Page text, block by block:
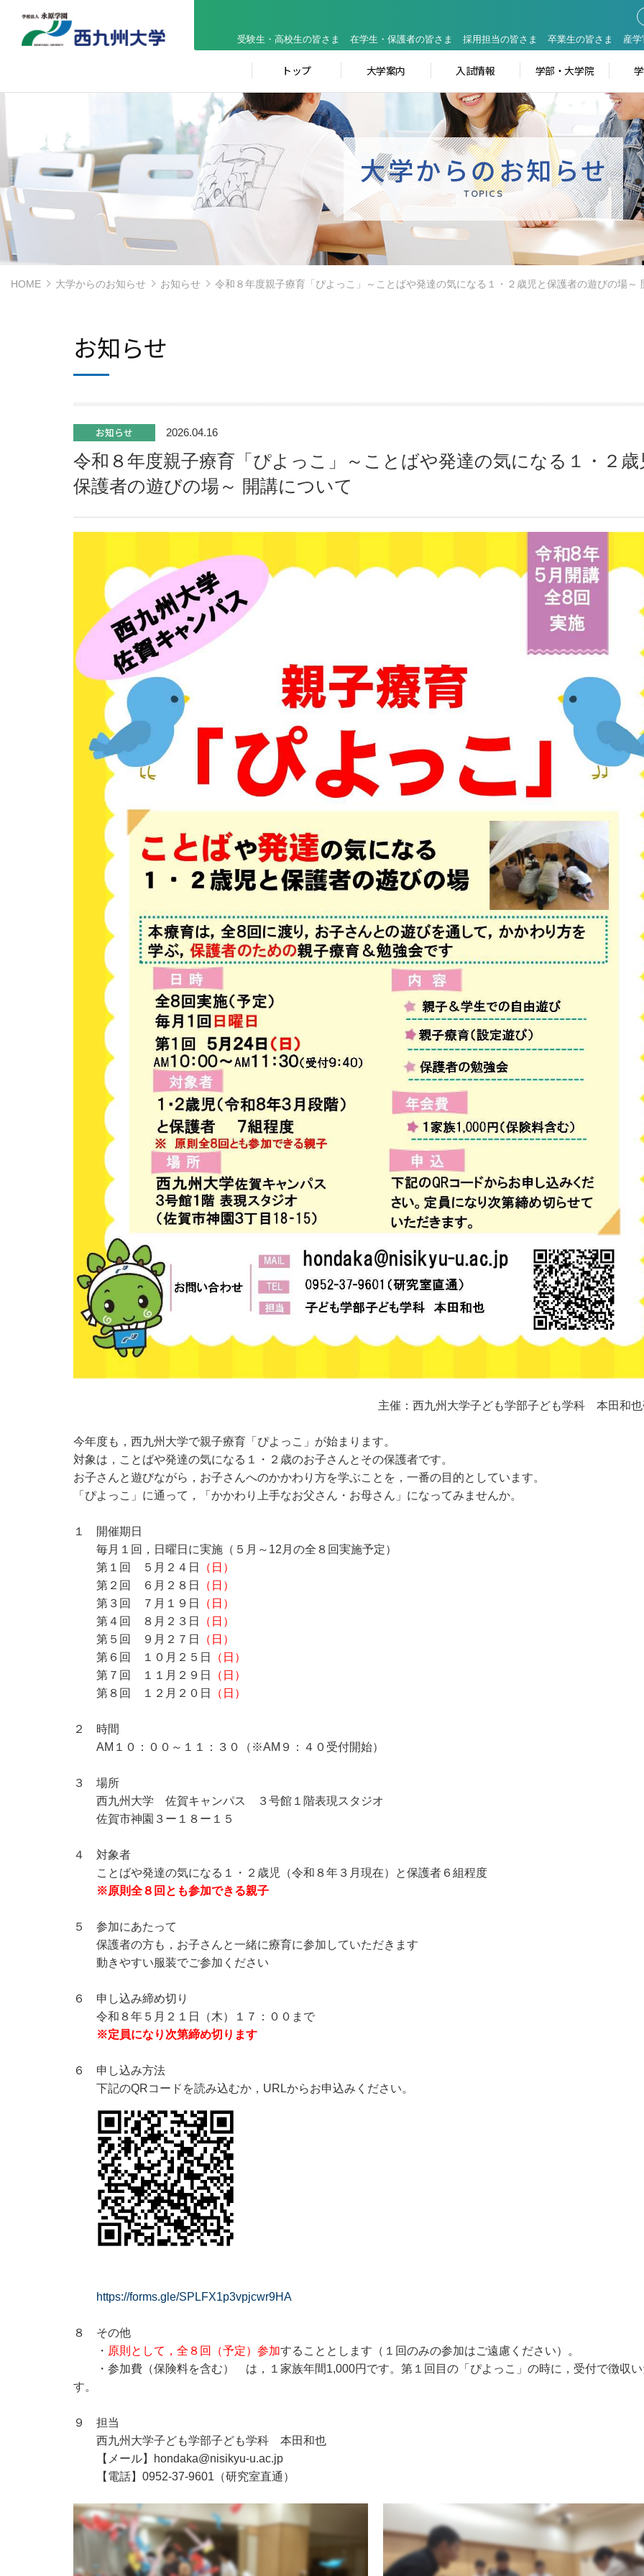
受験生・高校生の皆さま 在学生・保護者の皆さま 採用担当の皆さま 卒業生の皆さま 産
トップ 大学案内 入試情報 学部・大学院
大学からのお知らせ
TOPICS
HOME 大学からのお知らせ お知らせ 令和８年度親子療育「ぴよっこ」～ことばや発達の気になる１・２歳児と保護者の遊びの場～
お知らせ
お知らせ 2026.04.16
令和８年度親子療育「ぴよっこ」～ことばや発達の気になる１・２歳
保護者の遊びの場～ 開講について
主催：西九州大学子ども学部子ども学科 本田和
今年度も，西九州大学で親子療育「ぴよっこ」が始まります。
対象は，ことばや発達の気になる１・２歳のお子さんとその保護者です。
お子さんと遊びながら，お子さんへのかかわり方を学ぶことを，一番の目的としています。
「ぴよっこ」に通って，「かかわり上手なお父さん・お母さん」になってみませんか。
１ 開催期日
毎月１回，日曜日に実施（５月～12月の全８回実施予定）
第１回 ５月２４日
（日）
第２回 ６月２８日
（日）
第３回 ７月１９日
（日）
第４回 ８月２３日
（日）
第５回 ９月２７日
（日）
第６回 １０月２５日
（日）
第７回 １１月２９日
（日）
第８回 １２月２０日
（日）
２ 時間
AM１０：００～１１：３０（※AM９：４０受付開始）
３ 場所
西九州大学 佐賀キャンパス ３号館１階表現スタジオ
佐賀市神園３ー１８ー１５
４ 対象者
ことばや発達の気になる１・２歳児（令和８年３月現在）と保護者６組程度
※原則全８回とも参加できる親子
５ 参加にあたって
保護者の方も，お子さんと一緒に療育に参加していただきます
動きやすい服装でご参加ください
６ 申し込み締め切り
令和８年５月２１日（木）１７：００まで
※定員になり次第締め切ります
６ 申し込み方法
下記のQRコードを読み込むか，URLからお申込みください。
https://forms.gle/SPLFX1p3vpjcwr9HA
８ その他
・ 原則として，全８回（予定）参加することとします（１回のみの参加はご遠慮ください）。
・参加費（保険料を含む） は，１家族年間1,000円です。第１回目の「ぴよっこ」の時に，受付で徴収い
す。
９ 担当
西九州大学子ども学部子ども学科 本田和也
【メール】hondaka@nisikyu-u.ac.jp
【電話】0952-37-9601（研究室直通）